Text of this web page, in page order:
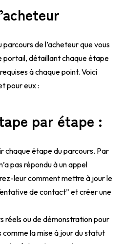
de l’acheteur que vous
portail, détaillant chaque étape
à chaque point. Voici
pour eux :
par étape :
chaque étape du parcours. Par
pas répondu à un appel
leur comment mettre à jour le
de contact” et créer une
réels ou de démonstration pour
la mise à jour du statut